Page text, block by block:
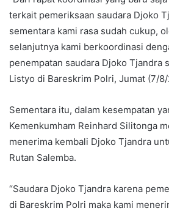
terkait pemeriksaan saudara Djoko
sementara kami rasa sudah cukup,
selanjutnya kami berkoordinasi
penempatan saudara Djoko Tjandra
Listyo di Bareskrim Polri, Jumat (7/
Sementara itu, dalam kesempatan
Kemenkumham Reinhard Silitonga
menerima kembali Djoko Tjandra
Rutan Salemba.
“Saudara Djoko Tjandra karena
di Bareskrim Polri maka kami